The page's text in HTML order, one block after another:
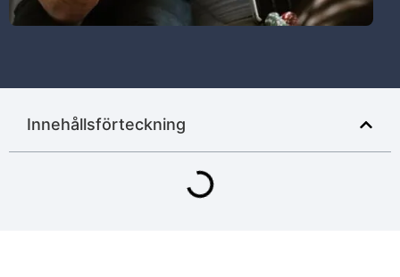
Innehållsförteckning